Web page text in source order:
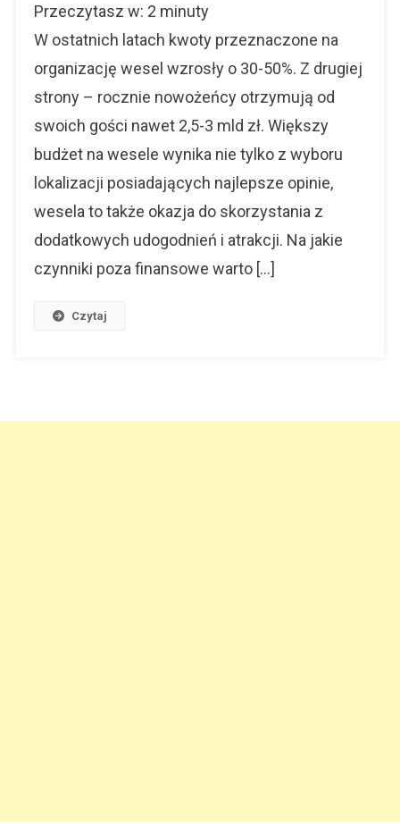
Gdy
Oferty
Przeczytasz w: 2 minuty
W ostatnich latach kwoty przeznaczone na
organizację wesel wzrosły o 30-50%. Z drugiej
strony – rocznie nowożeńcy otrzymują od
swoich gości nawet 2,5-3 mld zł. Większy
budżet na wesele wynika nie tylko z wyboru
lokalizacji posiadających najlepsze opinie,
wesela to także okazja do skorzystania z
dodatkowych udogodnień i atrakcji. Na jakie
czynniki poza finansowe warto […]
Czytaj